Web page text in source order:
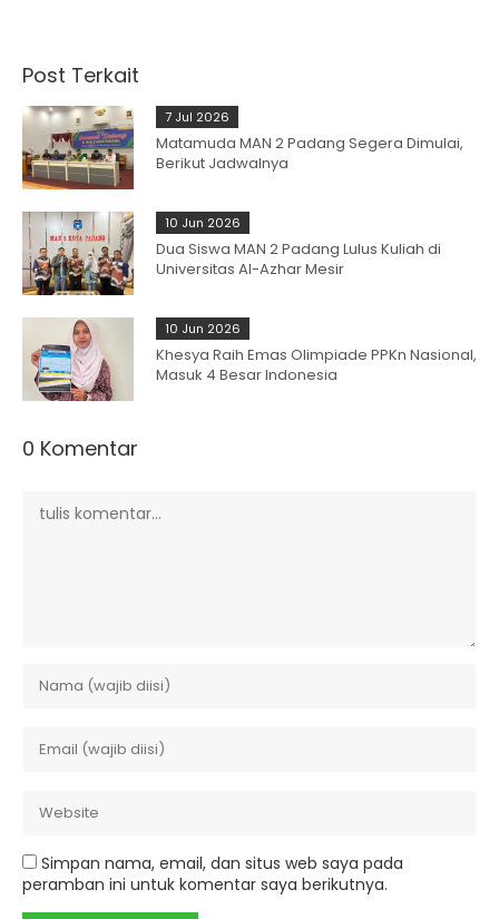
Post Terkait
7 Jul 2026
Matamuda MAN 2 Padang Segera Dimulai,
Berikut Jadwalnya
10 Jun 2026
Dua Siswa MAN 2 Padang Lulus Kuliah di
Universitas Al-Azhar Mesir
10 Jun 2026
Khesya Raih Emas Olimpiade PPKn Nasional,
Masuk 4 Besar Indonesia
0 Komentar
Simpan nama, email, dan situs web saya pada
peramban ini untuk komentar saya berikutnya.